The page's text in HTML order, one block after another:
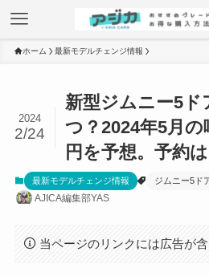
ホーム 最新モデルチェンジ情報
新型ジムニー5ド
つ？2024年5月
円を予想。予約
2024
2/24
最新モデルチェンジ情報 ジムニー5ド
AJICA編集部YAS
当ページのリンクには広告が含